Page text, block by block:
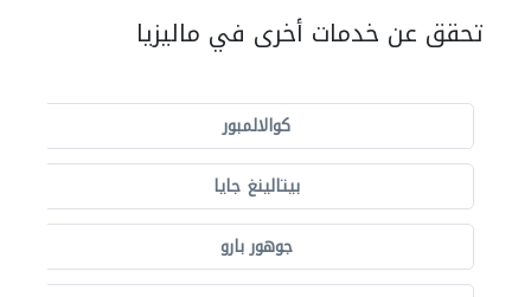
تحقق عن خدمات أخرى في ماليزيا
كوالالمبور
بيتالينغ جايا
جوهور بارو